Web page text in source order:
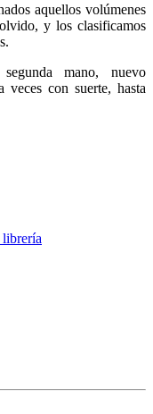
aquellos volúmenes
y los clasificamos
mano, nuevo
veces con suerte, hasta
librería